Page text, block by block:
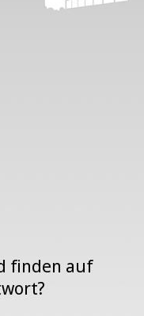
finden auf